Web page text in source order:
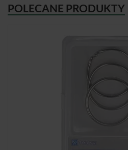
POLECANE PRODUKTY